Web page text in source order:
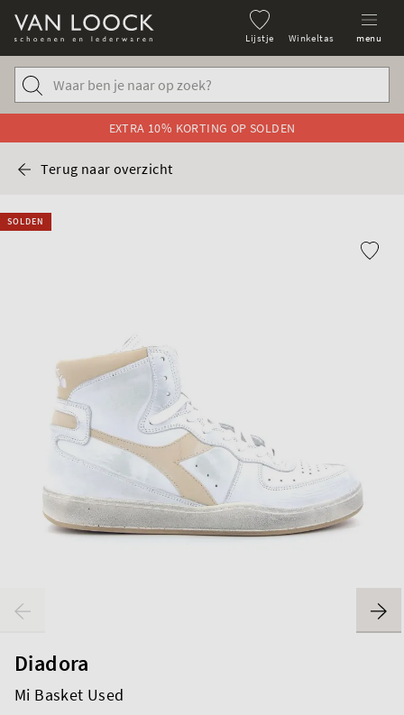
Lijstje Winkeltas menu
EXTRA 10% KORTING OP SOLDEN
Terug naar overzicht
SOLDEN
Diadora
Mi Basket Used